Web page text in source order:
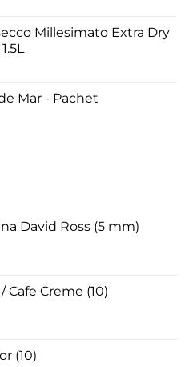
Millesimato Extra Dry
Mar - Pachet
David Ross (5 mm)
Cafe Creme (10)
(10)